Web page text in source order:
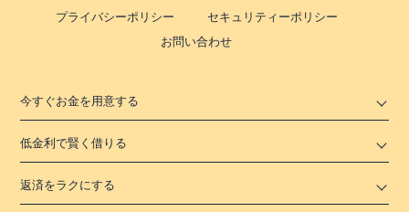
プライバシーポリシー
セキュリティーポリシー
お問い合わせ
今すぐお金を用意する
低金利で賢く借りる
返済をラクにする